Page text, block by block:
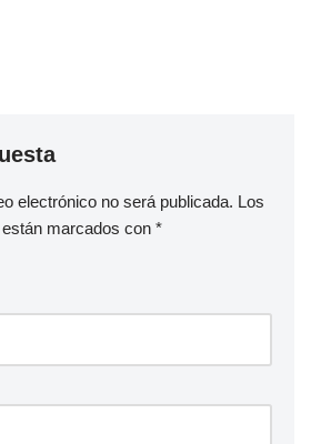
electrónico no será publicada. Los
marcados con *